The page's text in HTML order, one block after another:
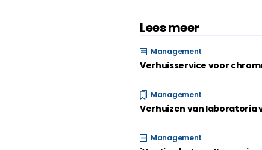
Lees meer
Management
Verhuisservice voor
Management
Verhuizen van laboratoria
Management